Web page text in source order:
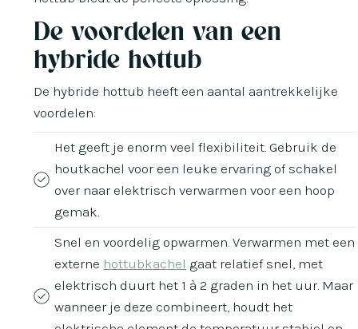
De voordelen van een
hybride hottub
De hybride hottub heeft een aantal aantrekkelijke
voordelen:
Het geeft je enorm veel flexibiliteit. Gebruik de
houtkachel voor een leuke ervaring of schakel
over naar elektrisch verwarmen voor een hoop
gemak.
Snel en voordelig opwarmen. Verwarmen met een
externe hottubkachel gaat relatief snel, met
elektrisch duurt het 1 à 2 graden in het uur. Maar
wanneer je deze combineert, houdt het